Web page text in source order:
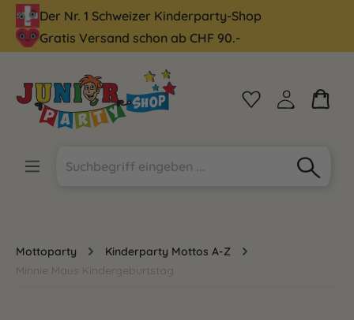
springen
Der Nr. 1 Schweizer Kinderparty-Shop
Gratis Versand schon ab CHF 90.-
Mottoparty
Kinderparty Mottos A-Z
Minnie Maus Kindergeburtstag